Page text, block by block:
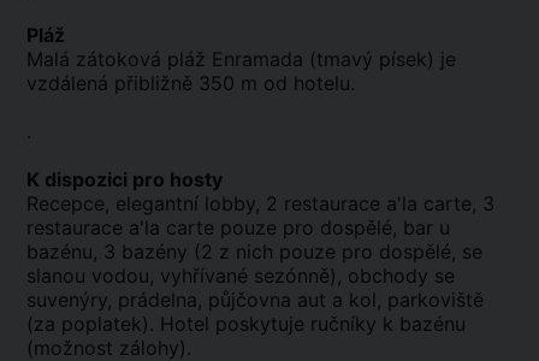
Pláž
Malá zátoková pláž Enramada (tmavý písek) je
vzdálená přibližně 350 m od hotelu.
.
K dispozici pro hosty
Recepce, elegantní lobby, 2 restaurace a'la carte, 3
restaurace a'la carte pouze pro dospělé, bar u
bazénu, 3 bazény (2 z nich pouze pro dospělé, se
slanou vodou, vyhřívané sezónně), obchody se
suvenýry, prádelna, půjčovna aut a kol, parkoviště
(za poplatek). Hotel poskytuje ručníky k bazénu
(možnost zálohy).